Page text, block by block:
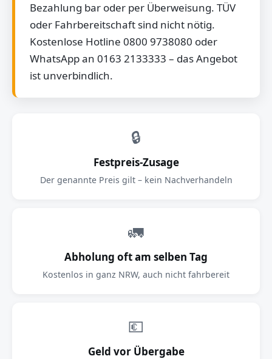
Bezahlung bar oder per Überweisung. TÜV
oder Fahrbereitschaft sind nicht nötig.
Kostenlose Hotline 0800 9738080 oder
WhatsApp an 0163 2133333 – das Angebot
ist unverbindlich.
🔒
Festpreis-Zusage
Der genannte Preis gilt – kein Nachverhandeln
🚛
Abholung oft am selben Tag
Kostenlos in ganz NRW, auch nicht fahrbereit
💶
Geld vor Übergabe